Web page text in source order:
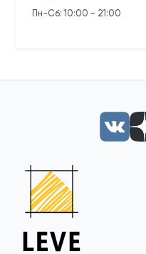
Пн-Сб: 10:00 - 21:00